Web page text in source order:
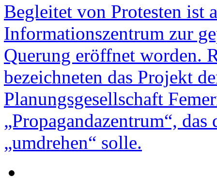
Begleitet von Protesten ist
Informationszentrum zur
Querung eröffnet worden.
bezeichneten das Projekt
Planungsgesellschaft
„Propagandazentrum“,
„umdrehen“ solle.